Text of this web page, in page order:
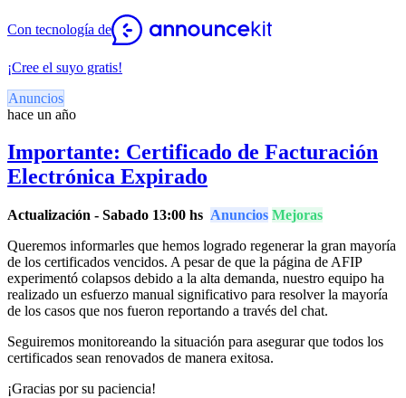
Con tecnología de
¡Cree el suyo gratis!
Anuncios
hace un año
Importante: Certificado de Facturación
Electrónica Expirado
Actualización - Sabado 13:00 hs Anuncios Mejoras
Queremos informarles que hemos logrado regenerar la gran mayoría
de los certificados vencidos. A pesar de que la página de AFIP
experimentó colapsos debido a la alta demanda, nuestro equipo ha
realizado un esfuerzo manual significativo para resolver la mayoría
de los casos que nos fueron reportando a través del chat.
Seguiremos monitoreando la situación para asegurar que todos los
certificados sean renovados de manera exitosa.
¡Gracias por su paciencia!